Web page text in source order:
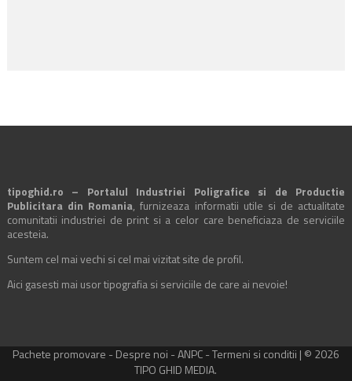
tipoghid.ro – Portalul Industriei Poligrafice si de Productie
Publicitara din Romania, furnizeaza informatii utile si de actualitate
comunitatii industriei de print si a celor care beneficiaza de serviciile
acesteia.
Suntem cel mai vechi si cel mai vizitat site de profil.
Aici gasesti mai usor tipografia si serviciile de care ai nevoie!
Pachete promovare - Despre noi -ANPC-Termeni si conditii | © 2026
TIPO GHID MEDIA.